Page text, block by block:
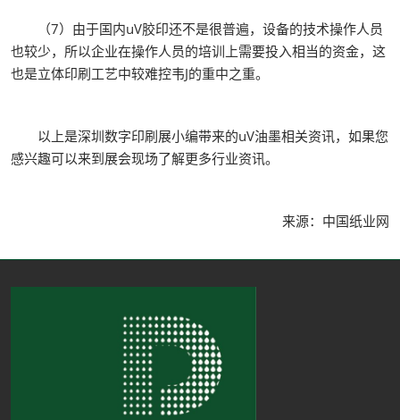
（7）由于国内uV胶印还不是很普遍，设备的技术操作人员
也较少，所以企业在操作人员的培训上需要投入相当的资金，这
也是立体印刷工艺中较难控韦J的重中之重。
以上是深圳数字印刷展小编带来的uV油墨相关资讯，如果您
感兴趣可以来到展会现场了解更多行业资讯。
来源：中国纸业网